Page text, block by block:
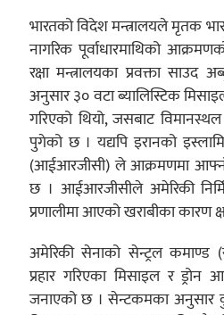
भारतको विदेश मन्त्रालयले मृतक
नागरिक पूर्वाधारमाथिको
रक्षा मन्त्रालयका प्रवक्ता
अनुसार ३० वटा ब्यालिस्टिक
गरिएको थियो, जसबाट
पुगेको छ । यद्यपि इरानको
(आईआरजीसी) ले आक्रमणमा
छ । आईआरजीसीले अमेरिकी निर्मित
प्रणालीमा आएको खराबीका कारण
अमेरिकी सेनाको सेन्ट्रल
प्रहार गरिएका मिसाइल र
जनाएको छ । सेन्टकमका अनुसार